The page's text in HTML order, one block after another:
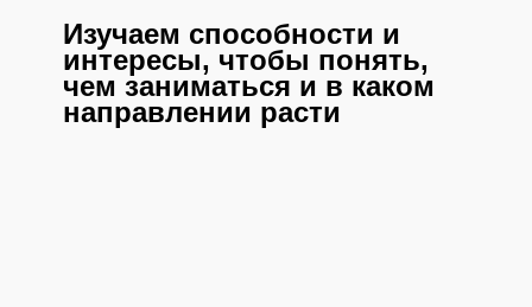
Изучаем способности и
интересы, чтобы понять,
чем заниматься и в каком
направлении расти